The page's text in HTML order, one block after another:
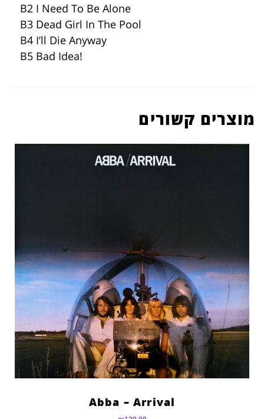
B2 I Need To Be Alone
B3 Dead Girl In The Pool
B4 I’ll Die Anyway
B5 Bad Idea!
מוצרים קשורים
Abba – Arrival